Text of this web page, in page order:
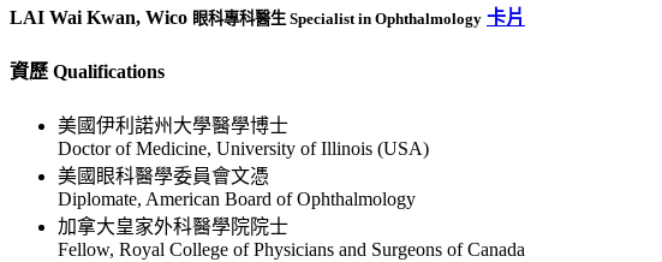
LAI Wai Kwan, Wico 眼科專科醫生 Specialist in Ophthalmology 卡片
資歷 Qualifications
美國伊利諾州大學醫學博士
Doctor of Medicine, University of Illinois (USA)
美國眼科醫學委員會文憑
Diplomate, American Board of Ophthalmology
加拿大皇家外科醫學院院士
Fellow, Royal College of Physicians and Surgeons of Canada